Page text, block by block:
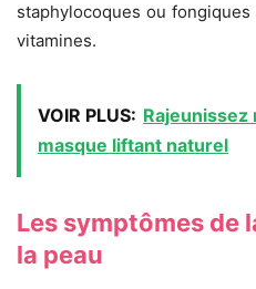
staphylocoques ou fongiques
vitamines.
VOIR PLUS: Rajeunissez
masque liftant naturel
Les symptômes de
la peau